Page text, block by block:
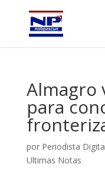
Almagro
para
por Periodista
Ultimas Notas